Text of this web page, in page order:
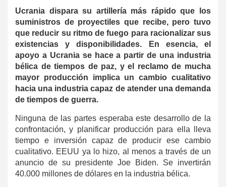
Ucrania dispara su artillería más rápido que los
suministros de proyectiles que recibe, pero tuvo
que reducir su ritmo de fuego para racionalizar sus
existencias y disponibilidades. En esencia, el
apoyo a Ucrania se hace a partir de una industria
bélica de tiempos de paz, y el reclamo de mucha
mayor producción implica un cambio cualitativo
hacia una industria capaz de atender una demanda
de tiempos de guerra.
Ninguna de las partes esperaba este desarrollo de la
confrontación, y planificar producción para ella lleva
tiempo e inversión capaz de producir ese cambio
cualitativo. EEUU ya lo hizo, al menos a través de un
anuncio de su presidente Joe Biden. Se invertirán
40.000 millones de dólares en la industria bélica.